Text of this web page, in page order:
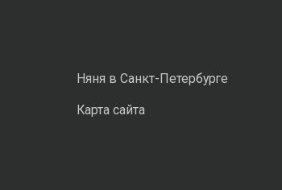
Няня в Санкт-Петербурге
Карта сайта